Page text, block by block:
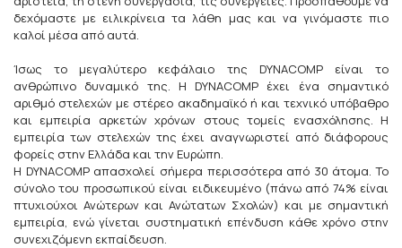
δεχόμαστε με ειλικρίνεια τα λάθη μας και να γινόμαστε πιο
καλοί μέσα από αυτά.
Ίσως το μεγαλύτερο κεφάλαιο της DYNACOMP είναι το
ανθρώπινο δυναμικό της. Η DYNACOMP έχει ένα σημαντικό
αριθμό στελεχών με στέρεο ακαδημαϊκό ή και τεχνικό υπόβαθρο
και εμπειρία αρκετών χρόνων στους τομείς ενασχόλησης. Η
εμπειρία των στελεχών της έχει αναγνωριστεί από διάφορους
φορείς στην Ελλάδα και την Ευρώπη.
Η DYNACOMP απασχολεί σήμερα περισσότερα από 30 άτομα. Το
σύνολο του προσωπικού είναι ειδικευμένο (πάνω από 74% είναι
πτυχιούχοι Ανώτερων και Ανώτατων Σχολών) και με σημαντική
εμπειρία, ενώ γίνεται συστηματική επένδυση κάθε χρόνο στην
συνεχιζόμενη εκπαίδευση.